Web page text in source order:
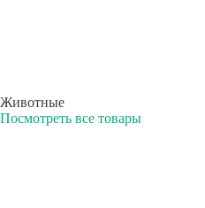
Животные
Посмотреть все товары